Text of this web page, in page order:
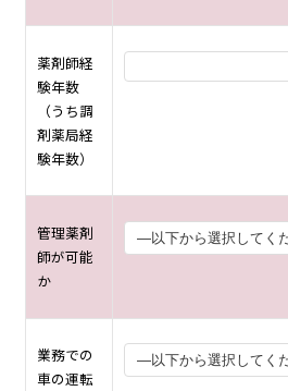
薬剤師経
験年数
（うち調
剤薬局経
験年数）
管理薬剤
師が可能
か
業務での
車の運転